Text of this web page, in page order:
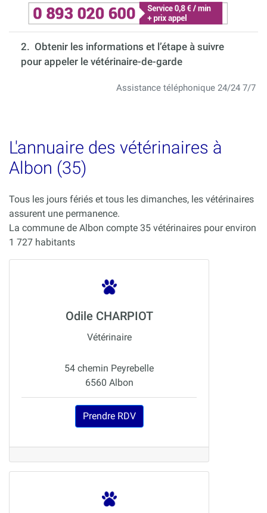
2. Obtenir les informations et l’étape à suivre
pour appeler le vétérinaire-de-garde
Assistance téléphonique 24/24 7/7
L'annuaire des vétérinaires à
Albon (35)
Tous les jours fériés et tous les dimanches, les vétérinaires
assurent une permanence.
La commune de Albon compte 35 vétérinaires pour environ
1 727 habitants
Odile CHARPIOT
Vétérinaire
54 chemin Peyrebelle
6560 Albon
Prendre RDV